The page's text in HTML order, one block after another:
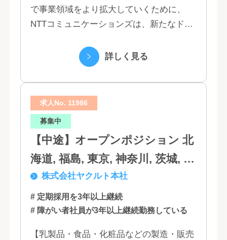
で事業領域をより拡大していくために、
NTTコミュニケーションズは、新たなドコ
たちは、クラウド、ネットワーク、セキュ
リティといっ...
詳しく見る
求人No. 11986
募集中
【中途】オープンポジション 北
海道, 福島, 東京, 神奈川, 茨城, 静
岡, 大阪, 兵庫, 福岡, 佐賀
株式会社ヤクルト本社
# 定期採用を3年以上継続
# 障がい者社員が3年以上継続勤務している
【乳製品・食品・化粧品などの製造・販売